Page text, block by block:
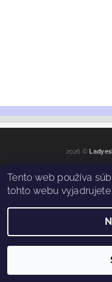
2026 ©
Tento web používa
tohto webu